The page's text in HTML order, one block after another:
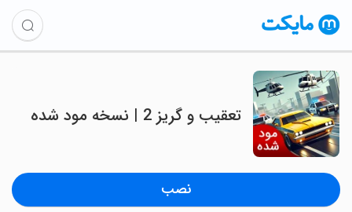
تعقیب و گریز 2 | نسخه مود شده
نصب